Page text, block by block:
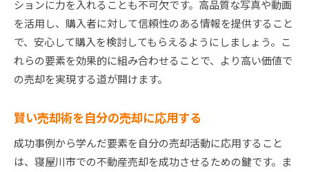
ションに力を入れることも不可欠です。高品質な写真や動画
を活用し、購入者に対して信頼性のある情報を提供すること
で、安心して購入を検討してもらえるようにしましょう。こ
れらの要素を効果的に組み合わせることで、より高い価値で
の売却を実現する道が開けます。
賢い売却術を自分の売却に応用する
成功事例から学んだ要素を自分の売却活動に応用すること
は、寝屋川市での不動産売却を成功させるための鍵です。ま